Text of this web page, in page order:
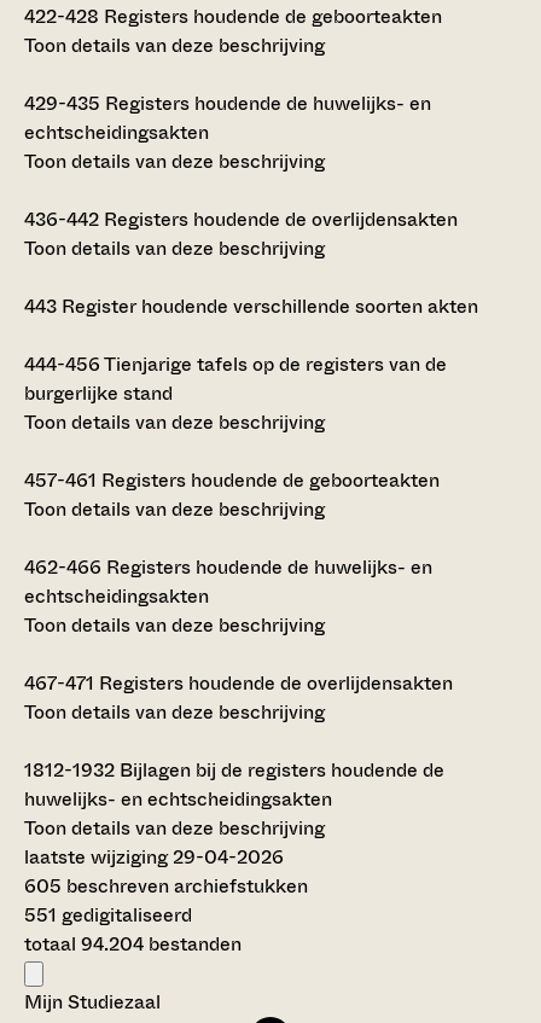
422-428 Registers houdende de geboorteakten
Toon details van deze beschrijving
429-435 Registers houdende de huwelijks- en
echtscheidingsakten
Toon details van deze beschrijving
436-442 Registers houdende de overlijdensakten
Toon details van deze beschrijving
443 Register houdende verschillende soorten akten
444-456Tienjarige tafels op de registers van de
burgerlijke stand
Toon details van deze beschrijving
457-461 Registers houdende de geboorteakten
Toon details van deze beschrijving
462-466 Registers houdende de huwelijks- en
echtscheidingsakten
Toon details van deze beschrijving
467-471 Registers houdende de overlijdensakten
Toon details van deze beschrijving
1812-1932 Bijlagen bij de registers houdende de
huwelijks- en echtscheidingsakten
Toon details van deze beschrijving
laatste wijziging 29-04-2026
605 beschreven archiefstukken
551 gedigitaliseerd
totaal 94.204 bestanden
Mijn Studiezaal